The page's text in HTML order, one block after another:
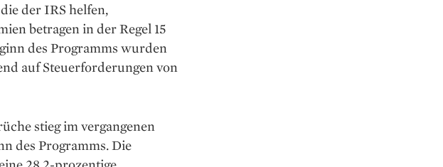
der IRS helfen,
betragen in der Regel 15
des Programms wurden
auf Steuerforderungen von
stieg im vergangenen
des Programms. Die